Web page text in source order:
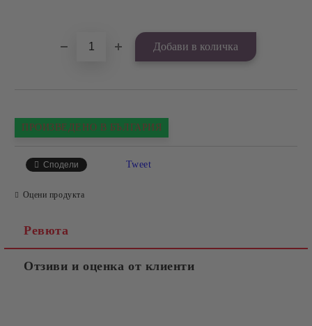
ПРОИЗВЕДЕНО В БЪЛГАРИЯ
Сподели Tweet
Оцени продукта
Ревюта
Отзиви и оценка от клиенти